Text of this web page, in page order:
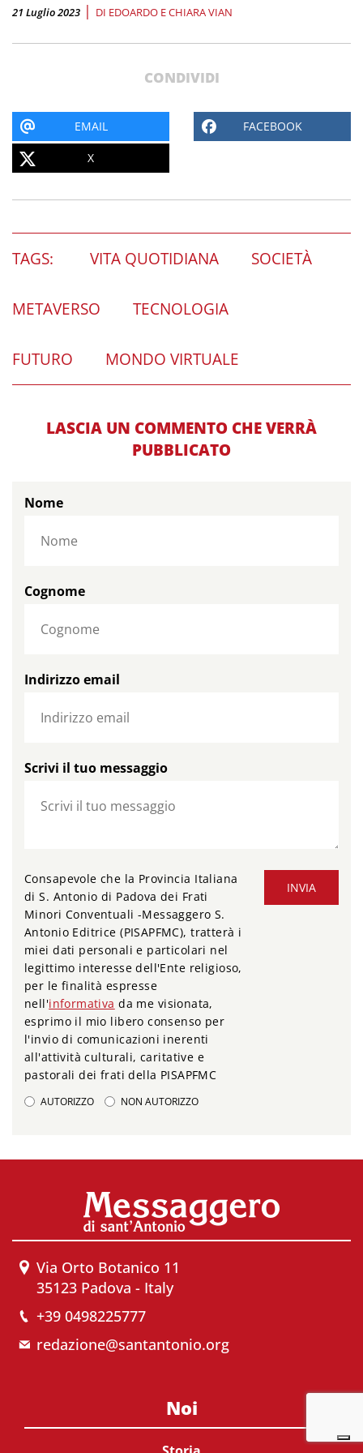
21 Luglio 2023 | DI EDOARDO E CHIARA VIAN
CONDIVIDI
EMAIL FACEBOOK
X
TAGS: VITA QUOTIDIANA SOCIETÀ
METAVERSO TECNOLOGIA
FUTURO MONDO VIRTUALE
LASCIA UN COMMENTO CHE VERRÀ
PUBBLICATO
Nome
Cognome
Indirizzo email
Scrivi il tuo messaggio
INVIA
Consapevole che la Provincia Italiana
di S. Antonio di Padova dei Frati
Minori Conventuali -Messaggero S.
Antonio Editrice (PISAPFMC), tratterà i
miei dati personali e particolari nel
legittimo interesse dell'Ente religioso,
per le finalità espresse
nell'informativa da me visionata,
esprimo il mio libero consenso per
l'invio di comunicazioni inerenti
all'attività culturali, caritative e
pastorali dei frati della PISAPFMC
AUTORIZZO NON AUTORIZZO
Via Orto Botanico 11
35123 Padova - Italy
+39 0498225777
redazione@santantonio.org
Noi